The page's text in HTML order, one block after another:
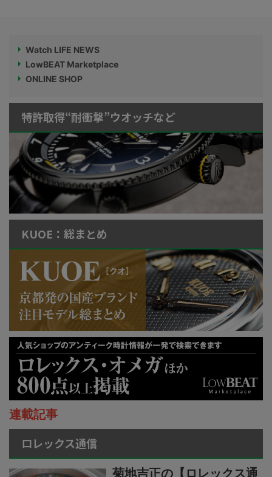
Watch LIFE NEWS
LowBEAT Marketplace
ONLINE SHOP
特許取得“耐衝撃”ウオッチなど
KUOE：総まとめ
連載記事
ロレックス通信
菊地吉正の【ロレックス通